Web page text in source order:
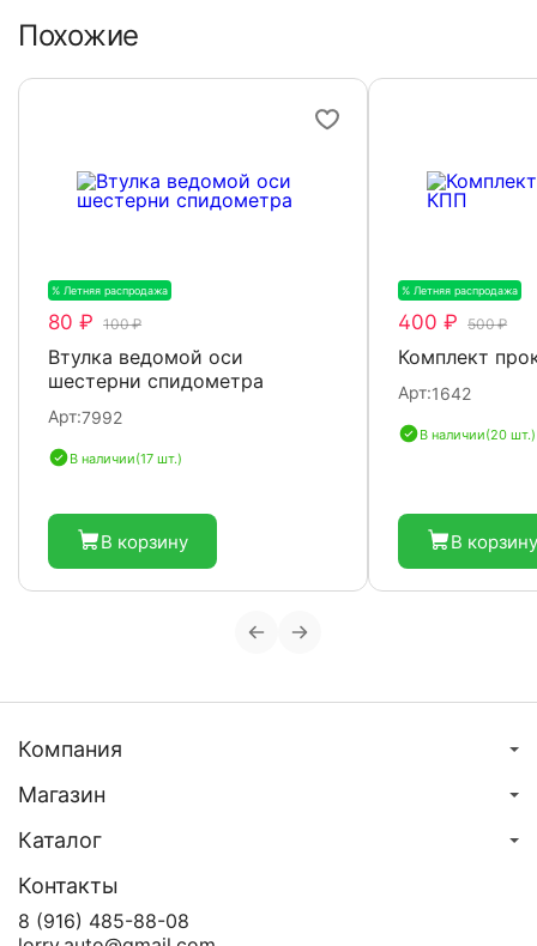
Похожие
% Летняя распродажа
80 ₽ 100 ₽
Втулка ведомой оси
шестерни спидометра
Арт:7992
В наличии(17 шт.)
В корзину
% Летняя распродажа
400 ₽ 500 ₽
Комплект
Арт:1642
В наличии(20 шт.)
В корзину
Компания
Магазин
Каталог
Контакты
8 (916) 485-88-08